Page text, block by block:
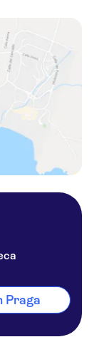
por el río
Praga